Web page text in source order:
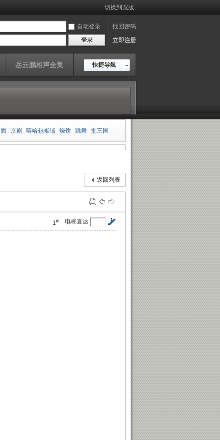
切换到宽版
自动登录
找回密码
登录
立即注册
快捷导航
岳云鹏相声全集
京剧 嘻哈包袱铺 烧饼 跳舞 批三国
郭德纲 王玥波 雍正剑侠图 皮凤山发财
返回列表
电梯直达
1#